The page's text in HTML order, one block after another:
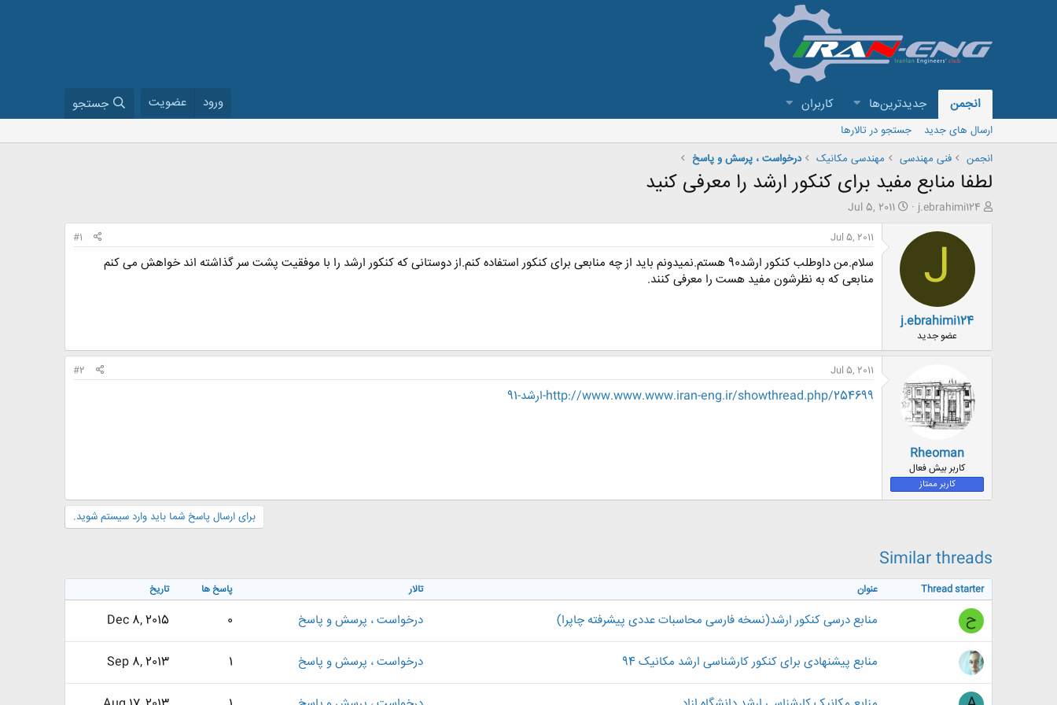
انجمن جدیدترین‌ها کاربران ورود عضویت جستجو
ارسال های جدید
جستجو در تالارها
انجمن
فنی مهندسی مهندسی مکانیک درخواست ، پرسش و پاسخ
لطفا منابع مفید برای کنکور ارشد را معرفی کنید
ش
و
j.ebrahimi124
تJul 5, 2011
J
j.ebrahimi124
عضو جدید
Jul 5, 2011
#1
سلام.من داوطلب کنکور ارشد90 هستم.نمیدونم باید از چه منابعی برای کنکور استفاده کنم.از دوستانی که کنکور ارشد را با موفقیت پشت سر گذاشته اند خواهش می کنم
منابعی که به نظرشون مفید هست را معرفی کنند.
Rheoman
کاربر بیش فعال
کاربر ممتاز
Jul 5, 2011
#2
http://www.www.www.iran-eng.ir/showthread.php/254699-ارشد-91
برای ارسال پاسخ شما باید وارد سیستم شوید.
Similar threads
Thread starter عنوان تالار پاسخ ها تاریخ
ح منابع درسی کنکور ارشد(نسخه فارسی محاسبات عددی پیشرفته چاپرا) درخواست ، پرسش و پاسخ 0
Dec 8, 2015
منابع پیشنهادی برای کنکور کارشناسی ارشد مکانیک 94 درخواست ، پرسش و پاسخ 1
Sep 8, 2013